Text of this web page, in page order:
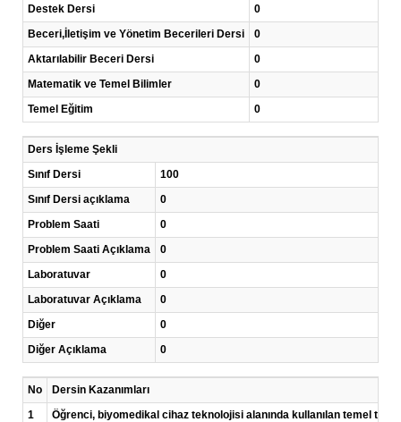
Destek Dersi
0
Beceri,İletişim ve Yönetim Becerileri Dersi
0
Aktarılabilir Beceri Dersi
0
Matematik ve Temel Bilimler
0
Temel Eğitim
0
Ders İşleme Şekli
Sınıf Dersi
100
Sınıf Dersi açıklama
0
Problem Saati
0
Problem Saati Açıklama
0
Laboratuvar
0
Laboratuvar Açıklama
0
Diğer
0
Diğer Açıklama
0
No
Dersin Kazanımları
1
Öğrenci, biyomedikal cihaz teknolojisi alanında kullanılan temel